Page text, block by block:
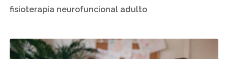
fisioterapia neurofuncional adulto